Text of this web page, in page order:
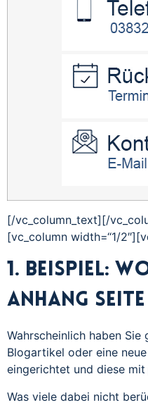
[/vc_column_text][/
[vc_column width=“1/
1. Beispiel:
Anhang Seite
Wahrscheinlich haben Sie
Blogartikel oder eine
eingerichtet und diese mit
Was viele dabei nicht